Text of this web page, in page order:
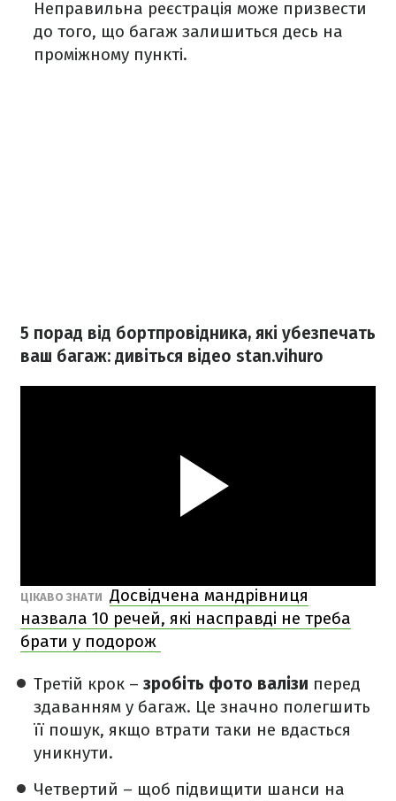
Неправильна реєстрація може призвести
до того, що багаж залишиться десь на
проміжному пункті.
5 порад від бортпровідника, які убезпечать
ваш багаж: дивіться відео stan.vihuro
ЦІКАВО ЗНАТИ Досвідчена мандрівниця
назвала 10 речей, які насправді не треба
брати у подорож
Третій крок – зробіть фото валізи перед
здаванням у багаж. Це значно полегшить
її пошук, якщо втрати таки не вдасться
уникнути.
Четвертий – щоб підвищити шанси на